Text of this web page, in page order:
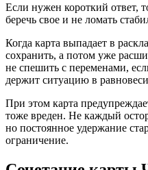
Если нужен короткий ответ,
беречь свое и не ломать
Когда карта выпадает в
сохранить, а потом уже
не спешить с переменами,
держит ситуацию в
При этом карта
тоже вреден. Не каждый
но постоянное удержание
ограничение.